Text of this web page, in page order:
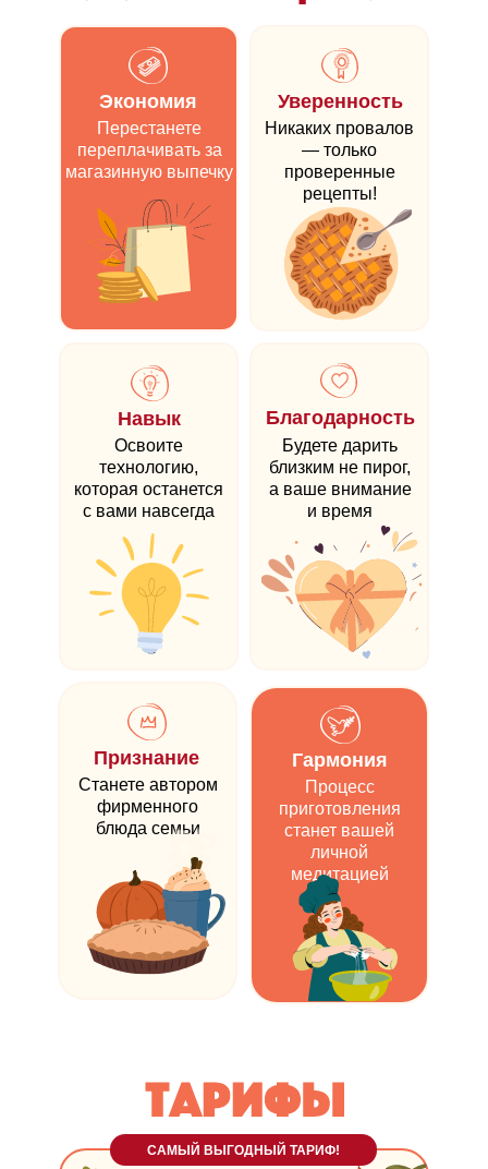
Экономия
Перестанете
переплачивать за
магазинную выпечку
Никаких провалов
— только
проверенные
рецепты!
Уверенность
Признание
Станете автором
фирменного
блюда семьи
Навык
Освоите
технологию,
которая останется
с вами навсегда
Будете дарить
близким не пирог,
а ваше внимание
и время
Благодарность
Гармония
Процесс
приготовления
станет вашей
личной
медитацией
САМЫЙ ВЫГОДНЫЙ ТАРИФ!